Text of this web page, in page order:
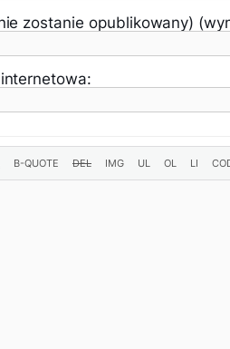
zostanie opublikowany)